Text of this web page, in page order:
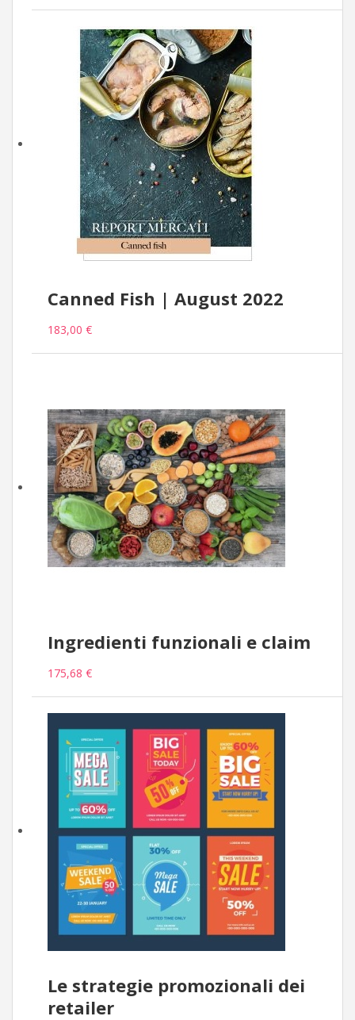
Canned Fish | August 2022
183,00 €
Ingredienti funzionali e claim
175,68 €
Le strategie promozionali dei
retailer